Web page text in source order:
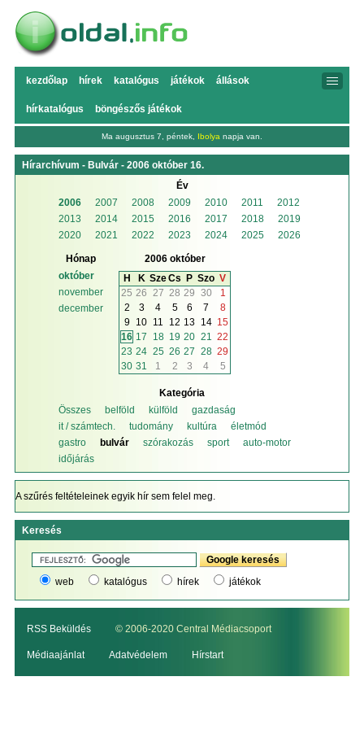
kezdőlap hírek katalógus játékok állások
hírkatalógus böngészős játékok
Ma augusztus 7, péntek, Ibolya napja van.
Hírarchívum - Bulvár - 2006 október 16.
Év
2006
2007 2008 2009 2010 2011
2012
2013
2014 2015 2016 2017 2018
2019
2020
2021 2022 2023 2024 2025 2026
Hónap
október
november
december
2006 október
H
K SzeCs P Szo V
25 26 27 28 29 30
1
2
3 4 5 6 7
8
9
10 11 12 13 14 15
16 17 18 19 20 21
22
23 24 25 26 27 28 29
30 31 1 2 3 4 5
Kategória
Összes
belföld külföld
gazdaság
it / számtech.
tudomány kultúra
életmód
gastro
bulvár szórakozás sport
auto-motor
időjárás
A szűrés feltételeinek egyik hír sem felel meg.
Keresés
web katalógus hírek játékok
RSS Beküldés © 2006-2020 Central Médiacsoport
Médiaajánlat Adatvédelem Hírstart